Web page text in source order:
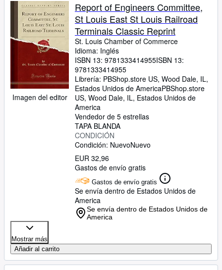
Imagen del editor
Report of Engineers Committee,
St Louis East St Louis Railroad
Terminals Classic Reprint
St. Louis Chamber of Commerce
Idioma: Inglés
ISBN 13: 9781333414955ISBN 13:
9781333414955
Librería: PBShop.store US, Wood Dale, IL,
Estados Unidos de AmericaPBShop.store
US, Wood Dale, IL, Estados Unidos de
America
Vendedor de 5 estrellas
TAPA BLANDA
CONDICIÓN
Condición: NuevoNuevo
EUR 32,96
Gastos de envío gratis
Gastos de envío gratis
Se envía dentro de Estados Unidos de
America
Se envía dentro de Estados Unidos de
America
Mostrar más
Añadir al carrito